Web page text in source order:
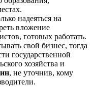
надеяться на
вложение
готовых работать.
свой бизнес, тогда
государственной
хозяйства и
, не уточнив, кому